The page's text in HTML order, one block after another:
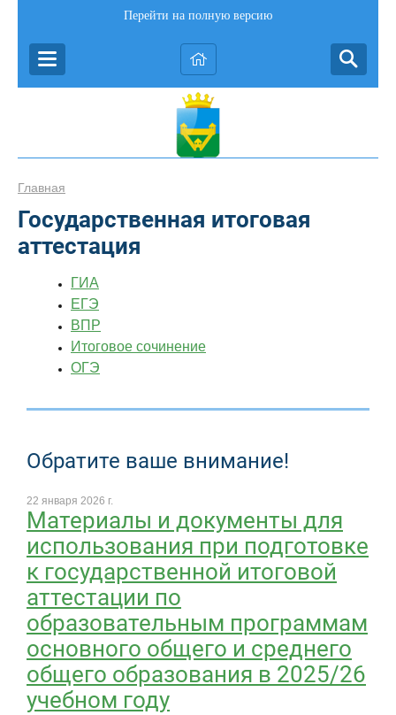
Перейти на полную версию
Главная
Государственная итоговая
аттестация
ГИА
ЕГЭ
ВПР
Итоговое сочинение
ОГЭ
Обратите ваше внимание!
22 января 2026 г.
Материалы и документы для
использования при подготовке
к государственной итоговой
аттестации по
образовательным программам
основного общего и среднего
общего образования в 2025/26
учебном году